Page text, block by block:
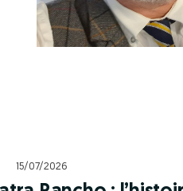
15/07/2026